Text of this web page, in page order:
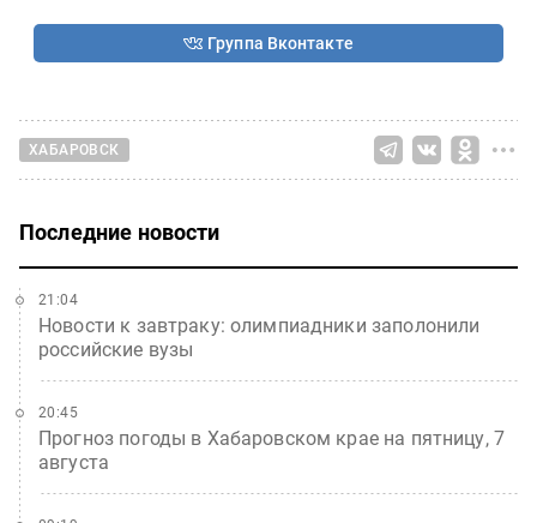
Группа Вконтакте
ХАБАРОВСК
Последние новости
Новости к завтраку: олимпиадники заполонили
российские вузы
21:04
Прогноз погоды в Хабаровском крае на пятницу, 7
августа
20:45